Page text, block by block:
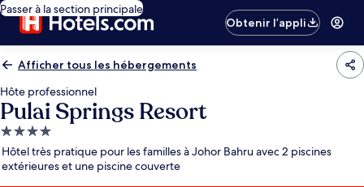
Passer à la section principale
Obtenir l’appli
Afficher tous les hébergements
Hôte professionnel
Pulai Springs Resort
Hébergement
4.0 étoiles
Hôtel très pratique pour les familles à Johor Bahru avec 2 piscines
extérieures et une piscine couverte